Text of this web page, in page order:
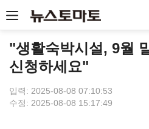
"생활숙박시설, 9월
신청하세요"
입력: 2025-08-08 07:10:53
수정: 2025-08-08 15:17:49